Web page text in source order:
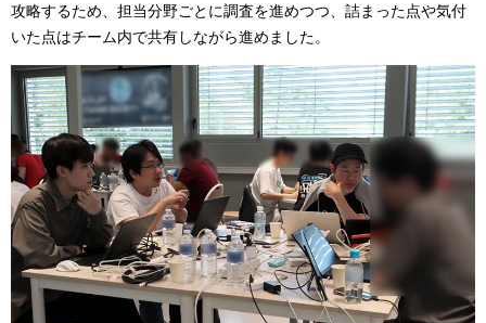
攻略するため、担当分野ごとに調査を進めつつ、詰まった点や気付
いた点はチーム内で共有しながら進めました。